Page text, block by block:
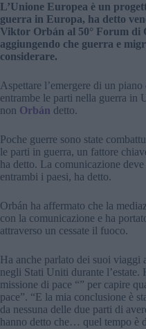
L’Unione Europea è un
guerra in Europa, ha detto
Viktor Orbán al 50° Forum di
aggiungendo che guerra e
considerare.
Aspettare l’emergere di un
entrambe le parti nella guerra in
non Orbán detto.
Poche guerre sono state
le parti in guerra, un fattore
ha detto. La comunicazione deve
entrambi i paesi, ha detto.
Orbán ha affermato che la
con la comunicazione e ha
attraverso un cessate il fuoco.
Ha anche parlato dei suoi viaggi
negli Stati Uniti durante
missione di pace “” per capire
pace”. “E la mia conclusione è
da nessuna delle due parti di
hanno detto che… quel tempo è